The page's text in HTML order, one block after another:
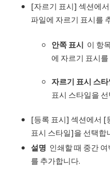
[자르기 표시] 섹션에
파일에 자르기 표시를
안쪽 표시 이 항
에 자르기 표시
자르기 표시 스
표시 스타일을
[등록 표시] 섹션에서 [
표시 스타일]을 선택합
설명 인쇄할 때 중간
를 추가합니다.